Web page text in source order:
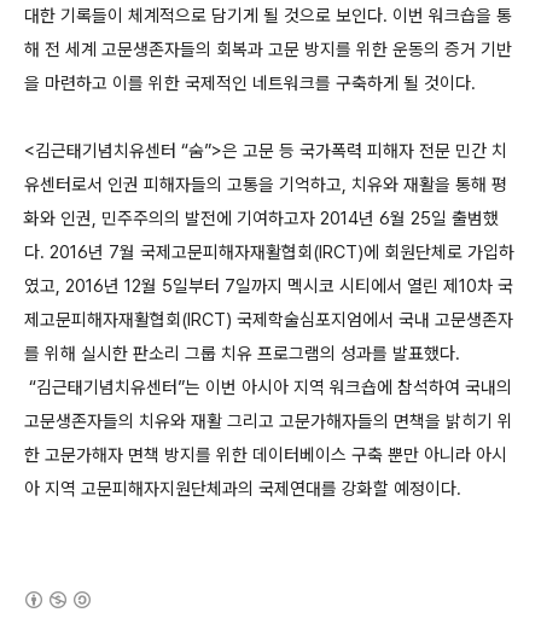
대한 기록들이 체계적으로 담기게 될 것으로 보인다. 이번 워크숍을 통
해 전 세계 고문생존자들의 회복과 고문 방지를 위한 운동의 증거 기반
을 마련하고 이를 위한 국제적인 네트워크를 구축하게 될 것이다.
<김근태기념치유센터 “숨”>은 고문 등 국가폭력 피해자 전문 민간 치
유센터로서 인권 피해자들의 고통을 기억하고, 치유와 재활을 통해 평
화와 인권, 민주주의의 발전에 기여하고자 2014년 6월 25일 출범했
다. 2016년 7월 국제고문피해자재활협회(IRCT)에 회원단체로 가입하
였고, 2016년 12월 5일부터 7일까지 멕시코 시티에서 열린 제10차 국
제고문피해자재활협회(IRCT) 국제학술심포지엄에서 국내 고문생존자
를 위해 실시한 판소리 그룹 치유 프로그램의 성과를 발표했다.
“김근태기념치유센터”는 이번 아시아 지역 워크숍에 참석하여 국내의
고문생존자들의 치유와 재활 그리고 고문가해자들의 면책을 밝히기 위
한 고문가해자 면책 방지를 위한 데이터베이스 구축 뿐만 아니라 아시
아 지역 고문피해자지원단체과의 국제연대를 강화할 예정이다.